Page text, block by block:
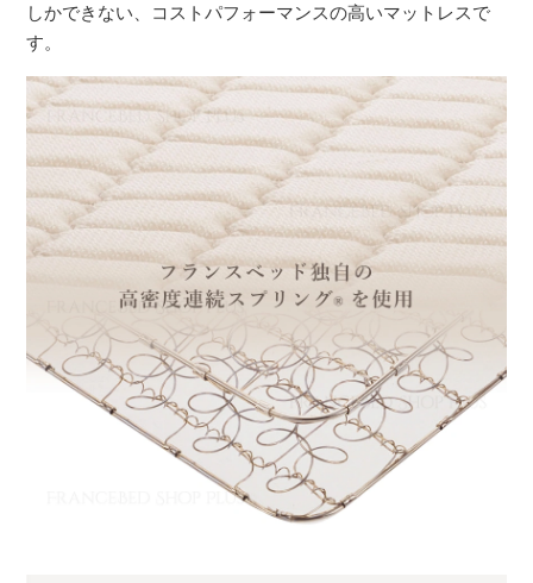
しかできない、コストパフォーマンスの高いマットレスで
す。